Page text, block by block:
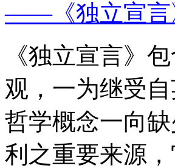
——《独立宣言
《独立宣言》
观，一为继受
哲学概念一向
利之重要来源